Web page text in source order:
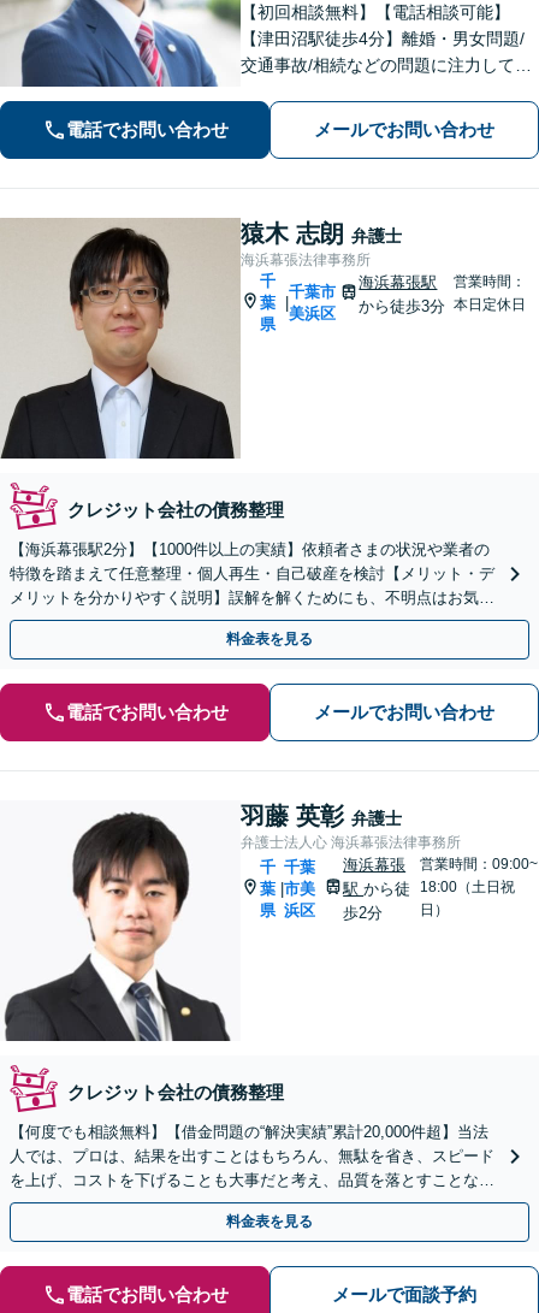
【初回相談無料】【電話相談可能】
【津田沼駅徒歩4分】離婚・男女問題/
交通事故/相続などの問題に注力してい
電話でお問い合わせ メールでお問い合わせ
猿木 志朗 弁護士
海浜幕張法律事務所
千
葉
県
千葉市
美浜区
海浜幕張駅
から徒歩3分
営業時間：
本日定休日
クレジット会社の債務整理
【海浜幕張駅2分】【1000件以上の実績】依頼者さまの状況や業者の
特徴を踏まえて任意整理・個人再生・自己破産を検討【メリット・デ
メリットを分かりやすく説明】誤解を解くためにも、不明点はお気軽
にご相談ください【初回面談無料】【分割払い可】
料金表を見る
電話でお問い合わせ メールでお問い合わせ
羽藤 英彰 弁護士
弁護士法人心 海浜幕張法律事務所
千
葉
県
千葉
市美
浜区
海浜幕張
駅から徒
歩2分
営業時間：09:00~
18:00（土日祝
日）
クレジット会社の債務整理
【何度でも相談無料】【借金問題の“解決実績”累計20,000件超】当法
人では、プロは、結果を出すことはもちろん、無駄を省き、スピード
を上げ、コストを下げることも大事だと考え、品質を落とすことな
く、費用を可能な限り安くすることにこだわります。
料金表を見る
電話でお問い合わせ メールで面談予約